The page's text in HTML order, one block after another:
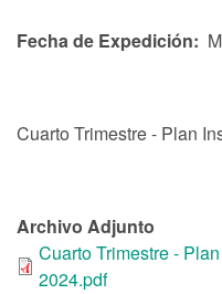
Fecha de Expedición
Cuarto Trimestre - Plan
Archivo Adjunto
Cuarto Trimestre -
2024.pdf